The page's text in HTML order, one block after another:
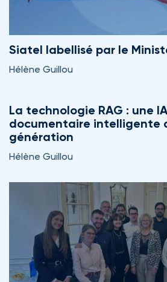
Siatel labellisé par le
Hélène Guillou
La technologie RAG : une
documentaire intelligente
génération
Hélène Guillou